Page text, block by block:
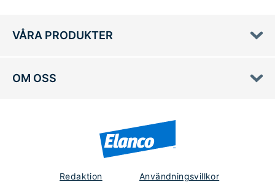
VÅRA PRODUKTER
OM OSS
Redaktion Användningsvillkor